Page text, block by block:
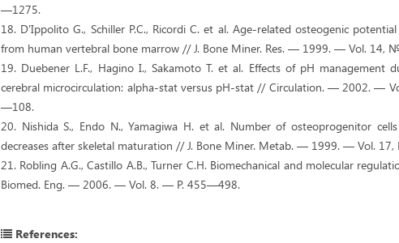
—1275.
18. D'Ippolito G., Schiller P.C., Ricordi C. et al. Age-related osteogenic
from human vertebral bone marrow // J. Bone Miner. Res. — 1999. — Vol.
19. Duebener L.F., Hagino I., Sakamoto T. et al. Effects of pH management
cerebral microcirculation: alpha-stat versus pH-stat // Circulation. — 2002. —
—108.
20. Nishida S., Endo N., Yamagiwa H. et al. Number of osteoprogenitor
decreases after skeletal maturation // J. Bone Miner. Metab. — 1999. — Vol.
21. Robling A.G., Castillo A.B., Turner C.H. Biomechanical and molecular
Biomed. Eng. — 2006. — Vol. 8. — P. 455—498.
References: